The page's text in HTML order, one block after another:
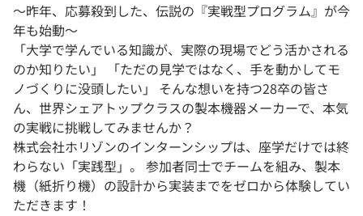
～昨年、応募殺到した、伝説の『実戦型プログラム』が今
年も始動～
「大学で学んでいる知識が、実際の現場でどう活かされる
のか知りたい」 「ただの見学ではなく、手を動かしてモ
ノづくりに没頭したい」 そんな想いを持つ28卒の皆さ
ん、世界シェアトップクラスの製本機器メーカーで、本気
の実戦に挑戦してみませんか？
株式会社ホリゾンのインターンシップは、座学だけでは終
わらない「実践型」。 参加者同士でチームを組み、製本
機（紙折り機）の設計から実装までをゼロから体験してい
ただきます！